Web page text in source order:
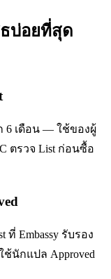
บ่อยที่สุด
ก 6 เดือน — ใช้ของผู้
ตรวจ List ก่อนซื้อ
Embassy รับรอง
นักแปล Approved